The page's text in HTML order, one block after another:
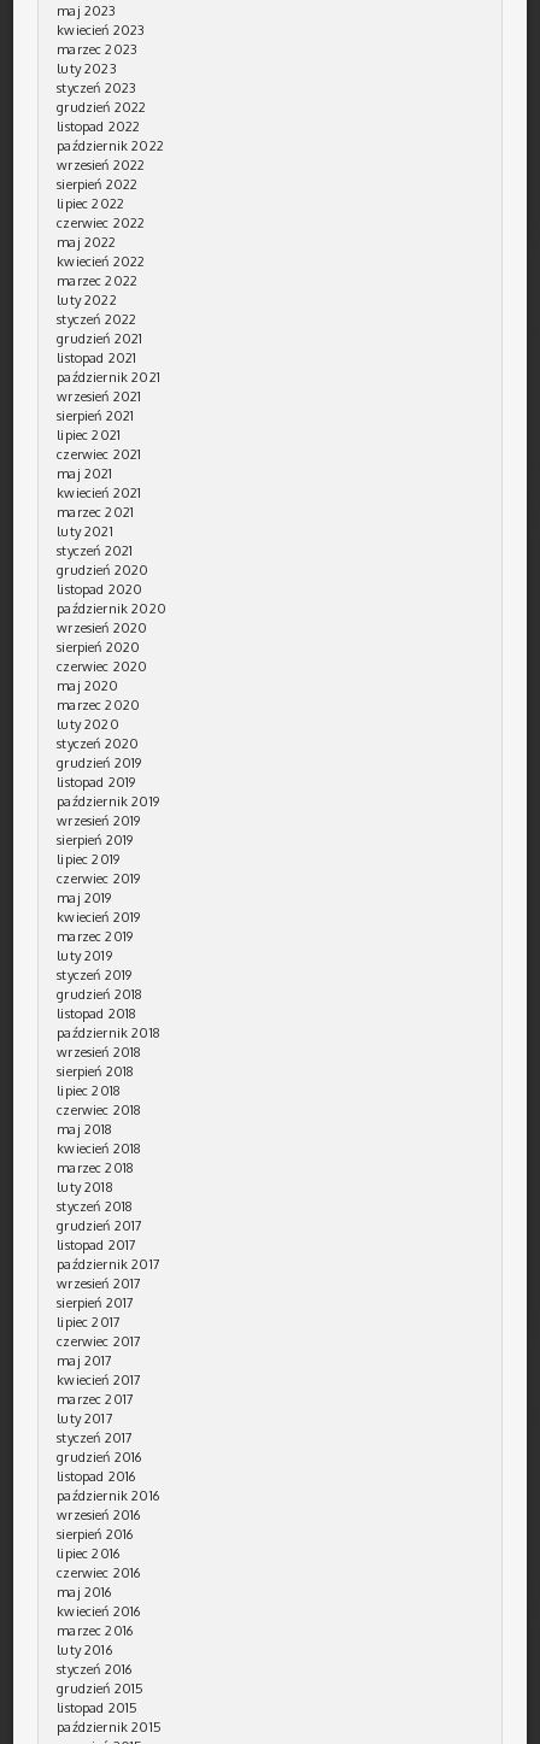
maj 2023
kwiecień 2023
marzec 2023
luty 2023
styczeń 2023
grudzień 2022
listopad 2022
październik 2022
wrzesień 2022
sierpień 2022
lipiec 2022
czerwiec 2022
maj 2022
kwiecień 2022
marzec 2022
luty 2022
styczeń 2022
grudzień 2021
listopad 2021
październik 2021
wrzesień 2021
sierpień 2021
lipiec 2021
czerwiec 2021
maj 2021
kwiecień 2021
marzec 2021
luty 2021
styczeń 2021
grudzień 2020
listopad 2020
październik 2020
wrzesień 2020
sierpień 2020
czerwiec 2020
maj 2020
marzec 2020
luty 2020
styczeń 2020
grudzień 2019
listopad 2019
październik 2019
wrzesień 2019
sierpień 2019
lipiec 2019
czerwiec 2019
maj 2019
kwiecień 2019
marzec 2019
luty 2019
styczeń 2019
grudzień 2018
listopad 2018
październik 2018
wrzesień 2018
sierpień 2018
lipiec 2018
czerwiec 2018
maj 2018
kwiecień 2018
marzec 2018
luty 2018
styczeń 2018
grudzień 2017
listopad 2017
październik 2017
wrzesień 2017
sierpień 2017
lipiec 2017
czerwiec 2017
maj 2017
kwiecień 2017
marzec 2017
luty 2017
styczeń 2017
grudzień 2016
listopad 2016
październik 2016
wrzesień 2016
sierpień 2016
lipiec 2016
czerwiec 2016
maj 2016
kwiecień 2016
marzec 2016
luty 2016
styczeń 2016
grudzień 2015
listopad 2015
październik 2015